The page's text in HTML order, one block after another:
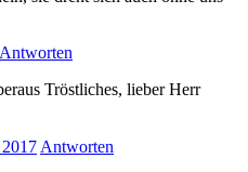
Antworten
Tröstliches, lieber Herr
Antworten